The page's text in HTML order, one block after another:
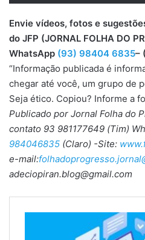
Envie vídeos, fotos e
do JFP (JORNAL FOLHA DO
WhatsApp (93) 98404 6835–
“Informação publicada é
chegar até você, um grupo de
Seja ético. Copiou? Informe a
Publicado por Jornal Folha do
contato 93 981177649 (Tim)
984046835 (Claro) -Site:
e-mail:
adeciopiran.blog@gmail.com